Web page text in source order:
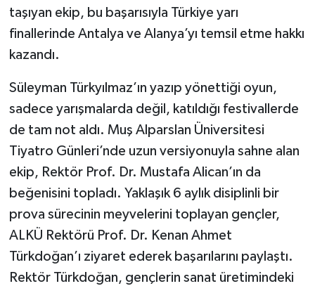
taşıyan ekip, bu başarısıyla Türkiye yarı
finallerinde Antalya ve Alanya’yı temsil etme hakkı
kazandı.
Süleyman Türkyılmaz’ın yazıp yönettiği oyun,
sadece yarışmalarda değil, katıldığı festivallerde
de tam not aldı. Muş Alparslan Üniversitesi
Tiyatro Günleri’nde uzun versiyonuyla sahne alan
ekip, Rektör Prof. Dr. Mustafa Alican’ın da
beğenisini topladı. Yaklaşık 6 aylık disiplinli bir
prova sürecinin meyvelerini toplayan gençler,
ALKÜ Rektörü Prof. Dr. Kenan Ahmet
Türkdoğan’ı ziyaret ederek başarılarını paylaştı.
Rektör Türkdoğan, gençlerin sanat üretimindeki